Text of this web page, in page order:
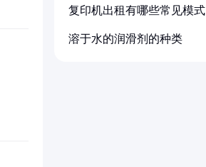
复印机出租有哪些常见模式
溶于水的润滑剂的种类